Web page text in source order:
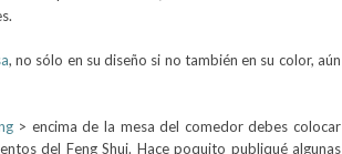
, no sólo en su diseño si no también en su color, aún
> encima de la mesa del comedor debes colocar
del Feng Shui. Hace poquito publiqué algunas